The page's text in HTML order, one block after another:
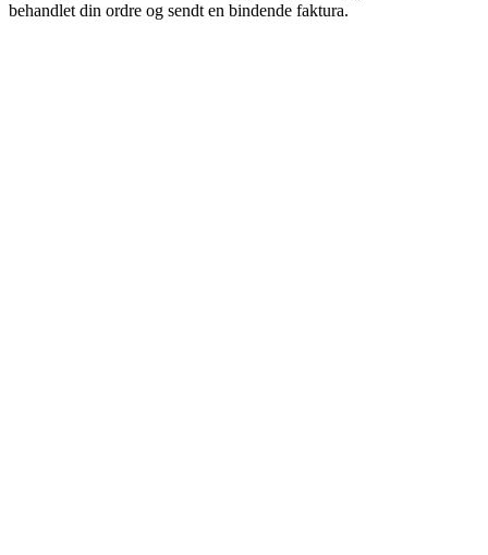
behandlet din ordre og sendt en bindende faktura.